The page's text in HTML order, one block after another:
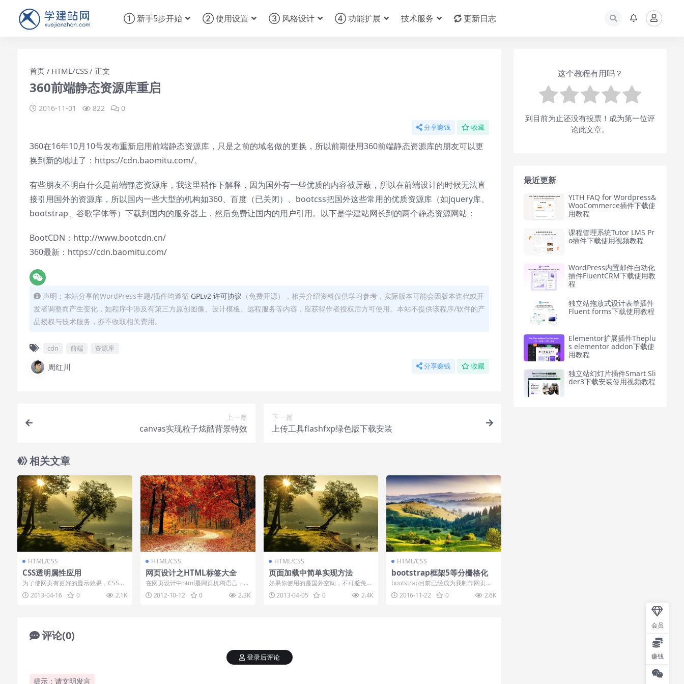
① 新手5步开始 ② 使用设置 ③ 风格设计 ④ 功能扩展 技术服务 更新日志
首页 HTML/CSS 正文
360前端静态资源库重启
2016-11-01 822 0
分享赚钱 收藏
360在16年10月10号发布重新启用前端静态资源库，只是之前的域名做的更换，所以前期使用360前端静态资源库的朋友可以更
换到新的地址了：https://cdn.baomitu.com/。
有些朋友不明白什么是前端静态资源库，我这里稍作下解释，因为国外有一些优质的内容被屏蔽，所以在前端设计的时候无法直
接引用国外的资源库，所以国内一些大型的机构如360、百度（已关闭）、bootcss把国外这些常用的优质资源库（如jquery库、
bootstrap、谷歌字体等）下载到国内的服务器上，然后免费让国内的用户引用。以下是学建站网长到的两个静态资源网站：
BootCDN：http://www.bootcdn.cn/
360最新：https://cdn.baomitu.com/
声明：本站分享的WordPress主题/插件均遵循 GPLv2 许可协议 （免费开源），相关介绍资料仅供学习参考，实际版本可能会因版本迭代或开
发者调整而产生变化，如程序中涉及有第三方原创图像、设计模板、远程服务等内容，应获得作者授权后方可使用。本站不提供该程序/软件的产
品授权与技术服务，亦不收取相关费用。
cdn 前端 资源库
周红川 分享赚钱 收藏
上一篇
canvas实现粒子炫酷背景特效
下一篇
上传工具flashfxp绿色版下载安装
相关文章
HTML/CSS
CSS透明属性应用
为了使网页有更好的显示效果，CSS里
面有一个透明属性，可以使透明的文字
或图片有种...
2013-04-16 0 2.1K
HTML/CSS
网页设计之HTML标签大全
在网页设计中html是网页机构语言，加
上另外表现语言和动作语言，是构成网
页最核心...
2012-10-12 0 2.3K
HTML/CSS
页面加载中简单实现方法
如果你使用的是国外空间，不可避免的
有的时候网站的打开速度并不是很快，
这个时候我们...
2013-04-05 0 2.4K
HTML/CSS
bootstrap框架5等分栅格化
bootstrap目前已经成为我制作网页最
主要的一个框架工具，通过bootstr...
2016-11-22 0 2.6K
评论(0)
提示：请文明发言
登录后评论
这个教程有用吗？
到目前为止还没有投票！成为第一位评
论此文章。
最近更新
YITH FAQ for Wordpress&
WooCommerce插件下载使
用教程
课程管理系统Tutor LMS Pr
o插件下载使用视频教程
WordPress内置邮件自动化
插件FluentCRM下载使用教
程
独立站拖放式设计表单插件
Fluent forms下载使用教程
Elementor扩展插件Theplu
s elementor addon下载使
用教程
独立站幻灯片插件Smart Sli
der3下载安装使用视频教程
会员
赚钱